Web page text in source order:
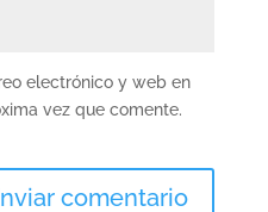
electrónico y web en
vez que comente.